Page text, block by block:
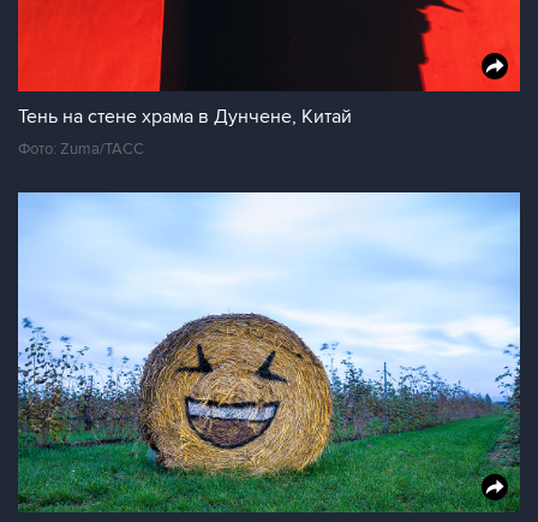
Тень на стене храма в Дунчене, Китай
Фото: Zuma/ТАСС